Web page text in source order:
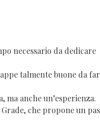
necessario da dedicare
talmente buone da
anche un’esperienza.
che propone un